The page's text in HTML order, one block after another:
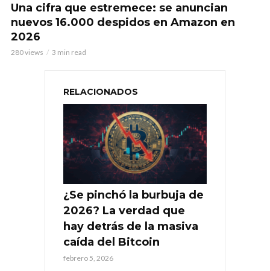
Una cifra que estremece: se anuncian
nuevos 16.000 despidos en Amazon en
2026
280 views 3 min read
RELACIONADOS
¿Se pinchó la burbuja de
2026? La verdad que
hay detrás de la masiva
caída del Bitcoin
febrero 5, 2026